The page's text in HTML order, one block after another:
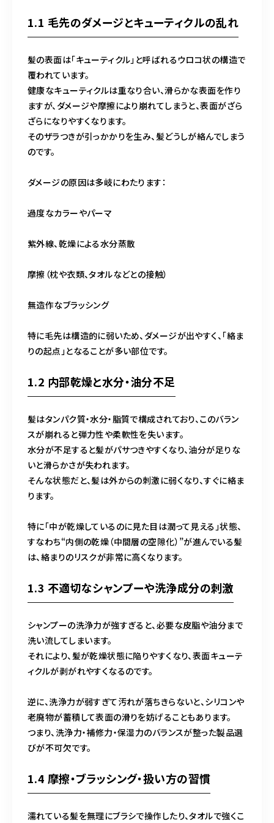
1.1 毛先のダメージとキューティクルの乱れ
髪の表面は「キューティクル」と呼ばれるウロコ状の構造で
覆われています。
健康なキューティクルは重なり合い、滑らかな表面を作り
ますが、ダメージや摩擦により崩れてしまうと、表面がざら
ざらになりやすくなります。
そのザラつきが引っかかりを生み、髪どうしが絡んでしまう
のです。
ダメージの原因は多岐にわたります：
過度なカラーやパーマ
紫外線、乾燥による水分蒸散
摩擦（枕や衣類、タオルなどとの接触）
無造作なブラッシング
特に毛先は構造的に弱いため、ダメージが出やすく、「絡ま
りの起点」となることが多い部位です。
1.2 内部乾燥と水分・油分不足
髪はタンパク質・水分・脂質で構成されており、このバラン
スが崩れると弾力性や柔軟性を失います。
水分が不足すると髪がパサつきやすくなり、油分が足りな
いと滑らかさが失われます。
そんな状態だと、髪は外からの刺激に弱くなり、すぐに絡ま
ります。
特に「中が乾燥しているのに見た目は潤って見える」状態、
すなわち“内側の乾燥（中間層の空隙化）”が進んでいる髪
は、絡まりのリスクが非常に高くなります。
1.3 不適切なシャンプーや洗浄成分の刺激
シャンプーの洗浄力が強すぎると、必要な皮脂や油分まで
洗い流してしまいます。
それにより、髪が乾燥状態に陥りやすくなり、表面キューテ
ィクルが剥がれやすくなるのです。
逆に、洗浄力が弱すぎて汚れが落ちきらないと、シリコンや
老廃物が蓄積して表面の滑りを妨げることもあります。
つまり、洗浄力・補修力・保湿力のバランスが整った製品選
びが不可欠です。
1.4 摩擦・ブラッシング・扱い方の習慣
濡れている髪を無理にブラシで操作したり、タオルで強くこ